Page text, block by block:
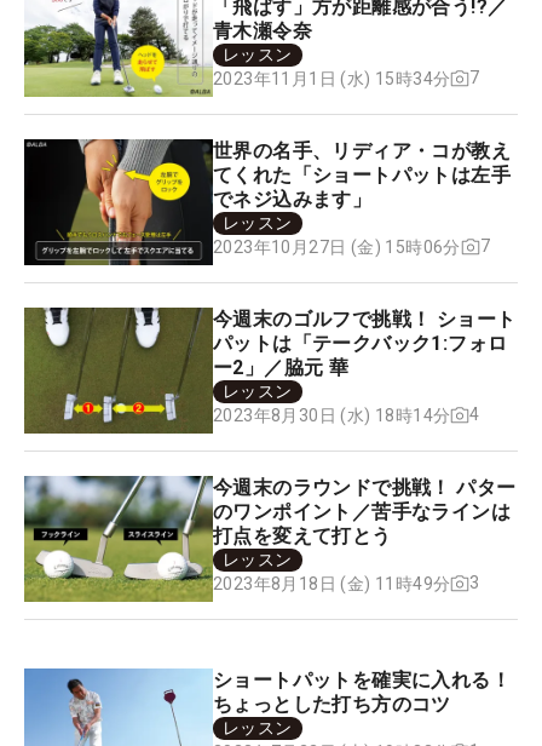
「飛ばす」方が距離感が合う!?／
青木瀬令奈
レッスン
2023年11月1日 (水) 15時34分
7
世界の名手、リディア・コが教え
てくれた「ショートパットは左手
でネジ込みます」
レッスン
2023年10月27日 (金) 15時06分
7
今週末のゴルフで挑戦！ ショート
パットは「テークバック1:フォロ
ー2」／脇元 華
レッスン
2023年8月30日 (水) 18時14分
4
今週末のラウンドで挑戦！ パター
のワンポイント／苦手なラインは
打点を変えて打とう
レッスン
2023年8月18日 (金) 11時49分
3
ショートパットを確実に入れる！
ちょっとした打ち方のコツ
レッスン